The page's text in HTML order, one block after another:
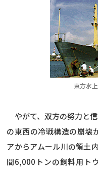
東方水
やがて、双方の努力と
の東西の冷戦構造の崩壊
アからアムール川の領土
間6,000トンの飼料用ト